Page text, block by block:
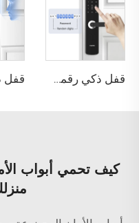
قفل ذكي رقمي بصمة الإصبع مع مقبض ودبوس وكارت Tenon E3
كيف تحمي أبواب